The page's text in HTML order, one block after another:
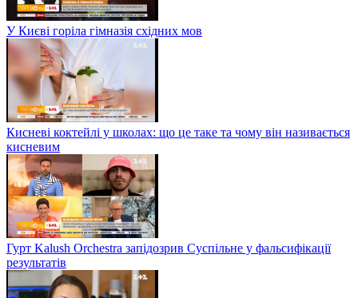
У Києві горіла гімназія східних мов
Кисневі коктейлі у школах: що це таке та чому він називається
кисневим
Гурт Kalush Orchestra запідозрив Суспільне у фальсифікації
результатів